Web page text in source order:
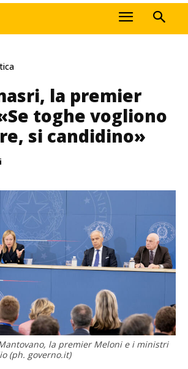
la premier
toghe vogliono
si candidino»
la premier Meloni e i ministri
(ph. governo.it)